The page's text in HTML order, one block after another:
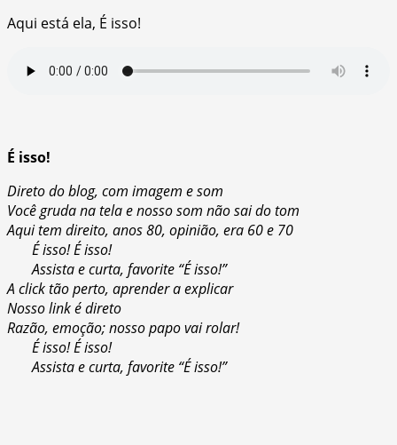
Aqui está ela, É isso!
É isso!
Direto do blog, com imagem e som
Você gruda na tela e nosso som não sai do tom
Aqui tem direito, anos 80, opinião, era 60 e 70
É isso! É isso!
Assista e curta, favorite “É isso!”
A click tão perto, aprender a explicar
Nosso link é direto
Razão, emoção; nosso papo vai rolar!
É isso! É isso!
Assista e curta, favorite “É isso!”